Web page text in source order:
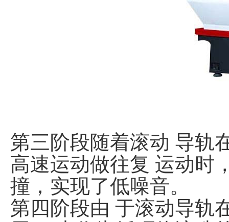
第三阶段随着滚动 导轨
高速运动做往复 运动时
撞，实现了低噪音。
第四阶段由 于滚动导轨